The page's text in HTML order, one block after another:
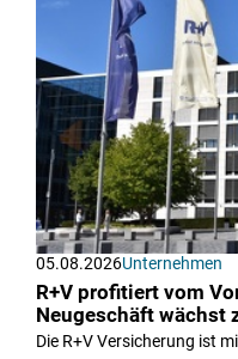
05.08.2026Unternehmen
R+V profitiert vom
Neugeschäft wächst
Die R+V Versicherung ist